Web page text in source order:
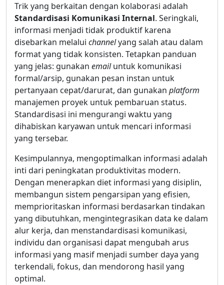
Trik yang berkaitan dengan kolaborasi adalah
Standardisasi Komunikasi Internal. Seringkali,
informasi menjadi tidak produktif karena
disebarkan melalui channelyang salah atau dalam
format yang tidak konsisten. Tetapkan panduan
yang jelas: gunakan emailuntuk komunikasi
formal/arsip, gunakan pesan instan untuk
pertanyaan cepat/darurat, dan gunakan platform
manajemen proyek untuk pembaruan status.
Standardisasi ini mengurangi waktu yang
dihabiskan karyawan untuk mencari informasi
yang tersebar.
Kesimpulannya, mengoptimalkan informasi adalah
inti dari peningkatan produktivitas modern.
Dengan menerapkan diet informasi yang disiplin,
membangun sistem pengarsipan yang efisien,
memprioritaskan informasi berdasarkan tindakan
yang dibutuhkan, mengintegrasikan data ke dalam
alur kerja, dan menstandardisasi komunikasi,
individu dan organisasi dapat mengubah arus
informasi yang masif menjadi sumber daya yang
terkendali, fokus, dan mendorong hasil yang
optimal.